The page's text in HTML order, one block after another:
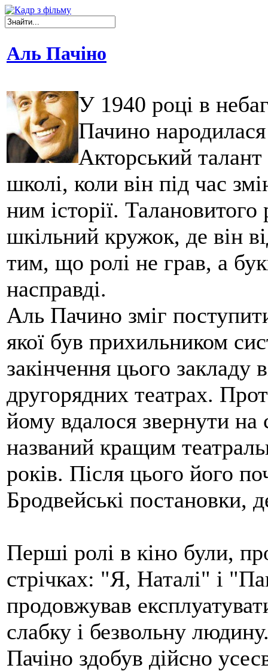
Аль Пачіно
У 1940 році в
Пачино
Акторський
школі, коли він під час
ним історії. Талановитого
шкільний кружок, де він
тим, що ролі не грав, а
насправді.
Аль Пачино зміг
якої був прихильником
закінчення цього закладу
другорядних театрах.
йому вдалося звернути
названий кращим
років. Після цього його
Бродвейські постановки,
Перші ролі в кіно були,
стрічках: "Я, Наталі" і
продовжував
слабку і безвольну
Пачіно здобув дійсно